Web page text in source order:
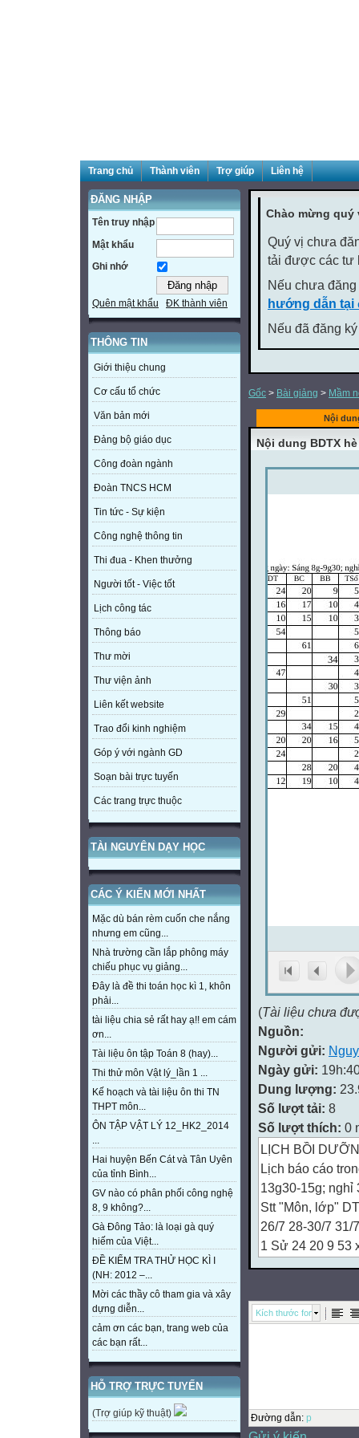
Trang chủ Thành viên Trợ giúp Liên hệ
ĐĂNG NHẬP
Tên truy nhập
Mật khẩu
Ghi nhớ
Quên mật khẩu ĐK thành viên
THÔNG TIN
Giới thiệu chung
Cơ cấu tổ chức
Văn bản mới
Đảng bộ giáo dục
Công đoàn ngành
Đoàn TNCS HCM
Tin tức - Sự kiện
Công nghệ thông tin
Thi đua - Khen thưởng
Người tốt - Việc tốt
Lịch công tác
Thông báo
Thư mời
Thư viện ảnh
Liên kết website
Trao đổi kinh nghiệm
Góp ý với ngành GD
Soạn bài trực tuyến
Các trang trực thuộc
TÀI NGUYÊN DẠY HỌC
CÁC Ý KIẾN MỚI NHẤT
Mặc dù bán rèm cuốn che nắng
nhưng em cũng...
Nhà trường cần lắp phông máy
chiếu phục vụ giảng...
Đây là đề thi toán học kì 1, khôn
phải...
tài liệu chia sẻ rất hay ạ!! em cám
ơn...
Tài liệu ôn tập Toán 8 (hay)...
Thi thử môn Vật lý_lần 1 ...
Kế hoạch và tài liệu ôn thi TN
THPT môn...
ÔN TẬP VẬT LÝ 12_HK2_2014
...
Hai huyện Bến Cát và Tân Uyên
của tỉnh Bình...
GV nào có phân phối công nghệ
8, 9 không?...
Gà Đông Tảo: là loại gà quý
hiếm của Việt...
ĐỀ KIỂM TRA THỬ HỌC KÌ I
(NH: 2012 –...
Mời các thầy cô tham gia và xây
dựng diễn...
cảm ơn các bạn, trang web của
các bạn rất...
HỖ TRỢ TRỰC TUYẾN
(Trợ giúp kỹ thuật)
Chào mừng
Quý vị chưa
tải được các tư
Nếu chưa
hướng dẫn tại
Nếu đã đăng
Gốc > Bài giảng > Mầm
Nội
Nội dung BDTX hè
(Tài liệu chưa
Nguồn:
Người gửi:
Ngày gửi:
Dung lượng:
Số lượt tải: 8
Số lượt thích: 0
LỊCH BỒI
Lịch báo cáo
13g30-15g; nghỉ
Stt "Môn, lớp"
26/7 28-30/7 31/
1 Sử 24 20 9 53
2 Địa 16 17 10
4 Văn 1 54 54 x
5 Văn 2 61 61 x
10 Lý 1 29 29 x
Kích thước font
Đường dẫn: p